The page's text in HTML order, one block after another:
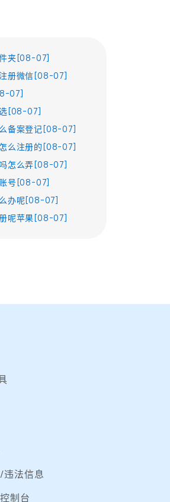
夹[08-07]
册微信[08-07]
07]
选[08-07]
备案登记[08-07]
么注册的[08-07]
怎么弄[08-07]
号[08-07]
办呢[08-07]
呢苹果[08-07]
违法信息
制台